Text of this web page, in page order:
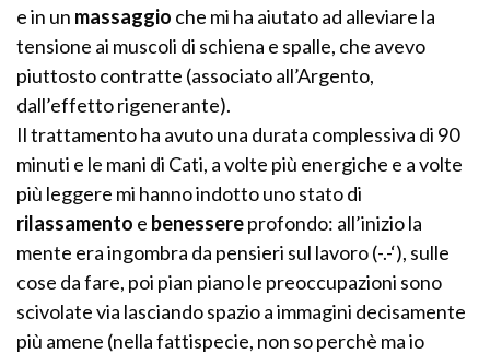
e in un massaggio che mi ha aiutato ad alleviare la
tensione ai muscoli di schiena e spalle, che avevo
piuttosto contratte (associato all’Argento,
dall’effetto rigenerante).
Il trattamento ha avuto una durata complessiva di 90
minuti e le mani di Cati, a volte più energiche e a volte
più leggere mi hanno indotto uno stato di
rilassamento e benessereprofondo: all’inizio la
mente era ingombra da pensieri sul lavoro (-.-‘), sulle
cose da fare, poi pian piano le preoccupazioni sono
scivolate via lasciando spazio a immagini decisamente
più amene (nella fattispecie, non so perchè ma io